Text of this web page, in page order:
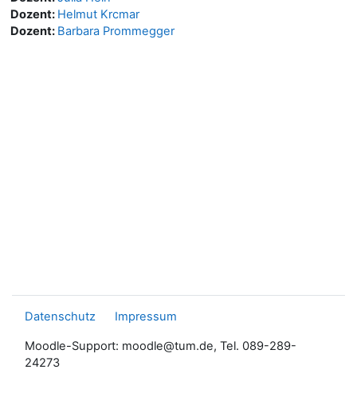
Dozent: Helmut Krcmar
Dozent: Barbara Prommegger
Datenschutz Impressum
Moodle-Support: moodle@tum.de, Tel. 089-289-
24273